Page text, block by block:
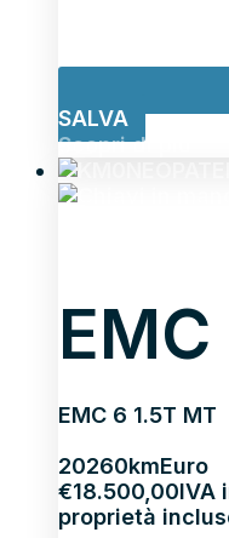
SALVA
Scopri di più
EMC 6 1.5T MT
20260kmEuro
€18.500,00IVA
proprietà